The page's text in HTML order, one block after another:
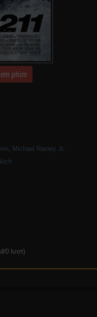
phim
, Michael Rainey Jr.
đ/0 lượt)